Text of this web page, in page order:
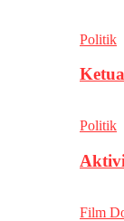
Politik
Politik
Film